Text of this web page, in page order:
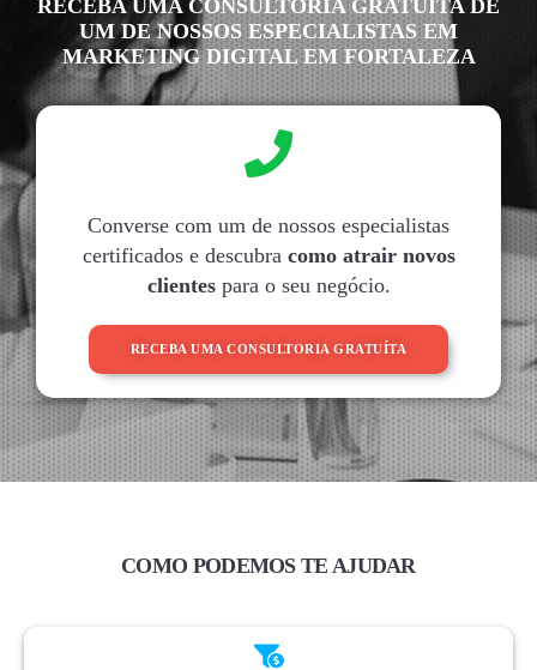
RECEBA UMA CONSULTORIA GRATUITA DE
UM DE NOSSOS ESPECIALISTAS EM
MARKETING DIGITAL EM FORTALEZA
Converse com um de nossos especialistas
certificados e descubra como atrair novos
clientespara o seu negócio.
RECEBA UMA CONSULTORIA GRATUÍTA
COMO PODEMOS TE AJUDAR